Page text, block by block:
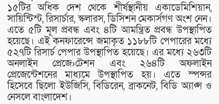
১৫টির অধিক দেশ থেকে শীর্ষস্থানীয় একাডেমিশিয়ান,
সায়িন্টিস্ট, রিসার্চার, স্কলারস, ডিসিশন মেকার্সগণ অংশ নেন।
এতে ৫টি মূল প্রবন্ধ এবং ৪টি আমন্ত্রিত প্রবন্ধ উপস্থাপিত
হয়েছে। এই কনফারেন্সে জমাকৃত ১১৮৮টি পেপারের মধ্যে
৫২৭টি রিসার্চ পেপার উপস্থাপিত হয়েছে। এর মধ্যে ২৬৩টি
অনলাইন প্রেজে›টেশন এবং ২৬৪টি অফলাইন
প্রেজেন্টেশনের মাধ্যমে উপস্থাপিত হয়। এতে স্পন্সর
হিসেবে ছিলো ইউজিসি, বিডিরেন, ব্রাকনেট, বিডি অ্যাপ্স ও
নেসলে বাংলাদেশ।